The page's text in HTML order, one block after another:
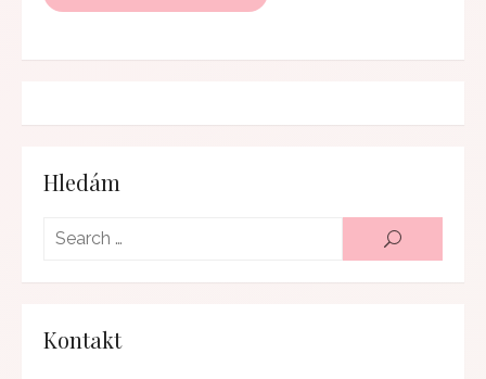
Hledám
SEARCH
Kontakt